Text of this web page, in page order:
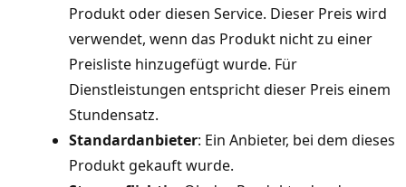
Produkt oder diesen Service. Dieser Preis wird
verwendet, wenn das Produkt nicht zu einer
Preisliste hinzugefügt wurde. Für
Dienstleistungen entspricht dieser Preis einem
Stundensatz.
Standardanbieter: Ein Anbieter, bei dem dieses
Produkt gekauft wurde.